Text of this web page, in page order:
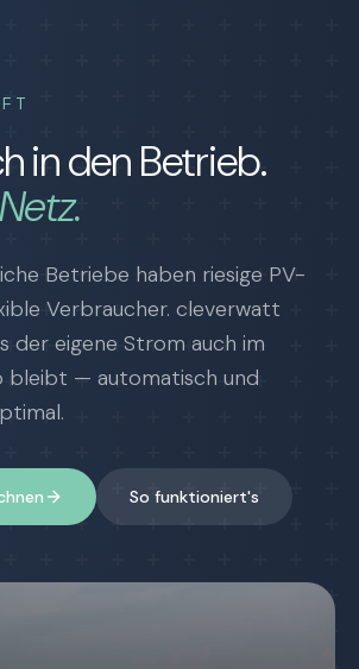
in den Betrieb.
Betriebe haben riesige PV-
Verbraucher. cleverwatt
der eigene Strom auch im
bleibt — automatisch und
So funktioniert's